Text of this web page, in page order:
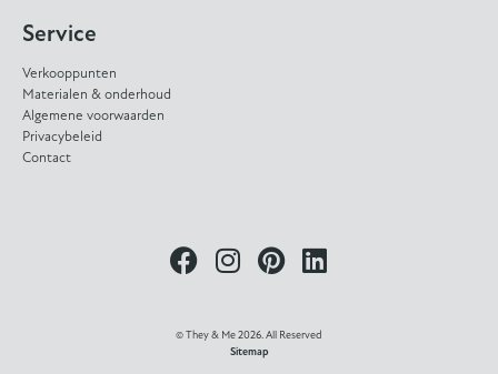
Service
Verkooppunten
Materialen & onderhoud
Algemene voorwaarden
Privacybeleid
Contact
© They & Me 2026. All Reserved
Sitemap